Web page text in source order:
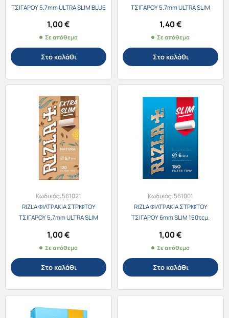
ΤΣΙΓΑΡΟΥ 5.7mm ULTRA SLIM BLUE
1,00€
Σε απόθεμα
Στο καλάθι
ΤΣΙΓΑΡΟΥ 5.7mm ULTRA SLIM
1,40€
Σε απόθεμα
Στο καλάθι
Κωδικός:561021
RIZLA ΦΙΛΤΡΑΚΙΑ ΣΤΡΙΦΤΟΥ
ΤΣΙΓΑΡΟΥ 5.7mm ULTRA SLIM
1,00€
Σε απόθεμα
Στο καλάθι
Κωδικός:561001
RIZLA ΦΙΛΤΡΑΚΙΑ ΣΤΡΙΦΤΟΥ
ΤΣΙΓΑΡΟΥ 6mm SLIM 150τεμ.
1,00€
Σε απόθεμα
Στο καλάθι